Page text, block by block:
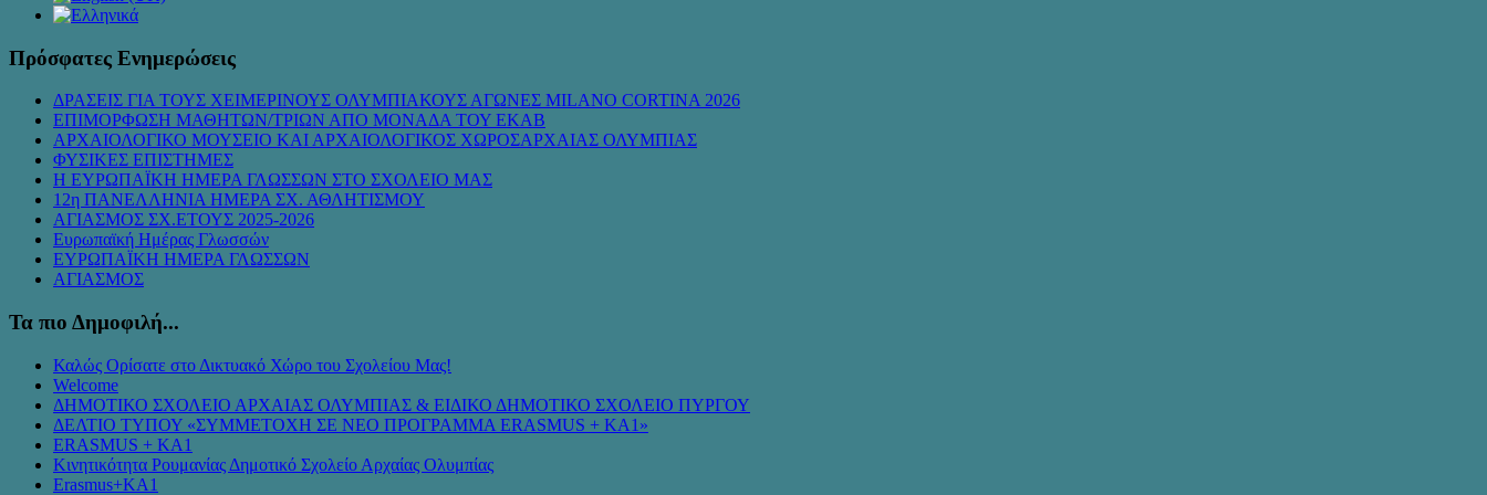
Πρόσφατες Ενημερώσεις
ΔΡΑΣΕΙΣ ΓΙΑ ΤΟΥΣ ΧΕΙΜΕΡΙΝΟΥΣ ΟΛΥΜΠΙΑΚΟΥΣ ΑΓΩΝΕΣ MILANO CORTINA 2026
ΕΠΙΜΟΡΦΩΣΗ ΜΑΘΗΤΩΝ/ΤΡΙΩΝ ΑΠΟ ΜΟΝΑΔΑ ΤΟΥ ΕΚΑΒ
ΑΡΧΑΙΟΛΟΓΙΚΟ ΜΟΥΣΕΙΟ ΚΑΙ ΑΡΧΑΙΟΛΟΓΙΚΟΣ ΧΩΡΟΣΑΡΧΑΙΑΣ ΟΛΥΜΠΙΑΣ
ΦΥΣΙΚΕΣ ΕΠΙΣΤΗΜΕΣ
Η ΕΥΡΩΠΑΪΚΗ ΗΜΕΡΑ ΓΛΩΣΣΩΝ ΣΤΟ ΣΧΟΛΕΙΟ ΜΑΣ
12η ΠΑΝΕΛΛΗΝΙΑ ΗΜΕΡΑ ΣΧ. ΑΘΛΗΤΙΣΜΟΥ
ΑΓΙΑΣΜΟΣ ΣΧ.ΕΤΟΥΣ 2025-2026
Ευρωπαϊκή Ημέρας Γλωσσών
ΕΥΡΩΠΑΪΚΗ ΗΜΕΡΑ ΓΛΩΣΣΩΝ
ΑΓΙΑΣΜΟΣ
Τα πιο Δημοφιλή...
Καλώς Ορίσατε στο Δικτυακό Χώρο του Σχολείου Μας!
Welcome
ΔΗΜΟΤΙΚΟ ΣΧΟΛΕΙΟ ΑΡΧΑΙΑΣ ΟΛΥΜΠΙΑΣ & ΕΙΔΙΚΟ ΔΗΜΟΤΙΚΟ ΣΧΟΛΕΙΟ ΠΥΡΓΟΥ
ΔΕΛΤΙΟ ΤΥΠΟΥ «ΣΥΜMΕΤΟΧΗ ΣΕ ΝΕΟ ΠΡΟΓΡΑΜΜΑ ERASMUS + KA1»
ERASMUS + KA1
Κινητικότητα Ρουμανίας Δημοτικό Σχολείο Αρχαίας Ολυμπίας
Erasmus+KA1